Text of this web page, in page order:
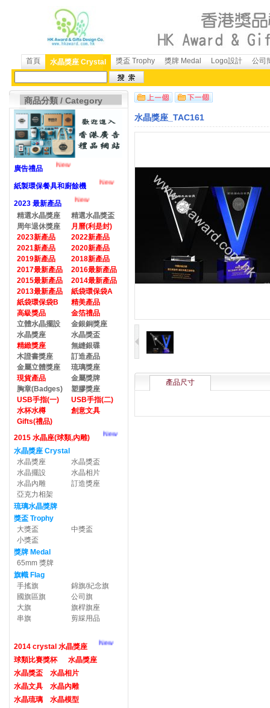
首頁 水晶獎座 Crystal 獎盃 Trophy 獎牌 Medal Logo設計 公司
商品分類 / Category
廣告禮品 New
紙製環保餐具和廚餘機 New
2023 最新產品
New
精選水晶獎座
精選水晶獎盃
周年退休獎座
月曆(利是封)
2023新產品
2022新產品
2021新產品
2020新產品
2019新產品
2018新產品
2017最新產品
2016最新產品
2015最新產品
2014最新產品
2013最新產品
紙袋環保袋A
紙袋環保袋B
精美產品
高級獎品
金箔禮品
立體水晶擺設
金銀銅獎座
水晶獎座
水晶獎盃
精緻獎座
無縫銀碟
木證書獎座
訂造產品
金屬立體獎座
琉璃獎座
現貨產品
金屬獎牌
胸章(Badges)
塑膠獎座
USB手指(一)
USB手指(二)
水杯水樽
創意文具
Gifts(禮品)
2015 水晶座(球類,內雕)
New
水晶獎座 Crystal
水晶獎座
水晶獎盃
水晶擺設
水晶相片
水晶內雕
訂造獎座
亞克力相架
琉璃水晶獎牌
獎盃 Trophy
大獎盃
中獎盃
小獎盃
獎牌 Medal
65mm 獎牌
旗幟 Flag
手搖旗
錦旗/紀念旗
國旗區旗
公司旗
大旗
旗桿旗座
串旗
剪綵用品
2014 crystal 水晶獎座 New
球類比賽獎杯
水晶獎座
水晶獎盃
水晶相片
水晶文具
水晶內雕
水晶琉璃
水晶模型
水晶獎座_TAC161
產品尺寸